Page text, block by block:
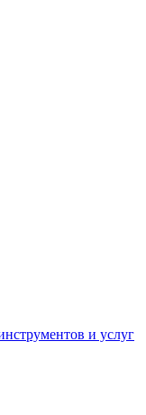
и услуг